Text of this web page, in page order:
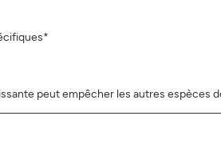
peut empêcher les autres espèces